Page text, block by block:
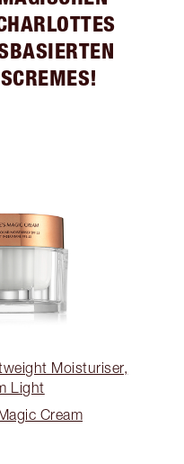
Moisturiser,
Light
Cream